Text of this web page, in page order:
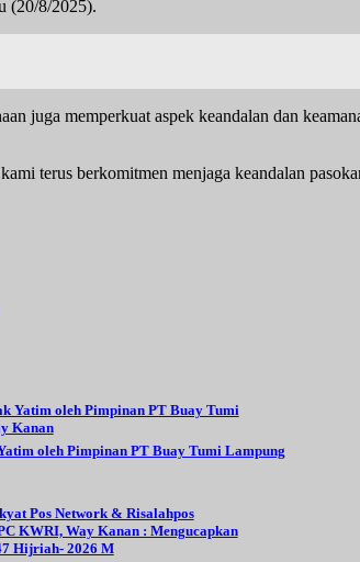
(20/8/2025).
juga memperkuat aspek keandalan dan
terus berkomitmen menjaga keandalan
oleh Pimpinan PT Buay Tumi Lampung